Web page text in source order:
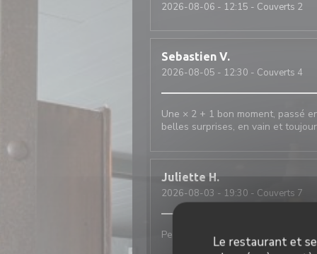
Le restaurant et
2026-08-06 - 12:15 - Couverts 2
Sebastien V
2026-08-05 - 12:30 - Couverts 4
Une × 2 + 1 bon moment, passé
belles surprises, en vain et
Juliette H
2026-08-03 - 19:30 - Couverts 7
Personnel très accueillant et très